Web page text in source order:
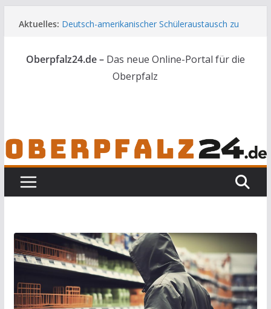
Inhalt
Aktuelles: Deutsch-amerikanischer Schüleraustausch zu
Unbekannte versuchen in Gebäude in Reuth
einzubrechen
Audi prallt gegen Brückengeländer in Weiden
Oberpfalz24.de – Das neue Online-Portal für die
Oberpfalz